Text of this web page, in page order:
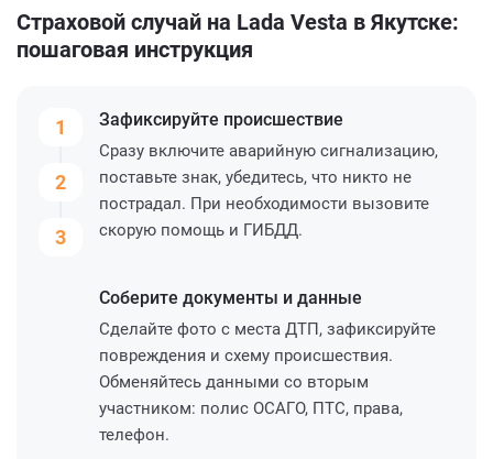
Страховой случай на Lada Vesta в Якутске:
пошаговая инструкция
1
2
3
Зафиксируйте происшествие
Сразу включите аварийную сигнализацию,
поставьте знак, убедитесь, что никто не
пострадал. При необходимости вызовите
скорую помощь и ГИБДД.
Соберите документы и данные
Сделайте фото с места ДТП, зафиксируйте
повреждения и схему происшествия.
Обменяйтесь данными со вторым
участником: полис ОСАГО, ПТС, права,
телефон.